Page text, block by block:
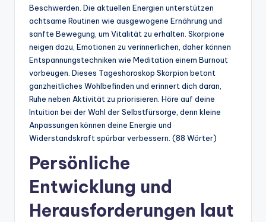
Beschwerden. Die aktuellen Energien unterstützen
achtsame Routinen wie ausgewogene Ernährung und
sanfte Bewegung, um Vitalität zu erhalten. Skorpione
neigen dazu, Emotionen zu verinnerlichen, daher können
Entspannungstechniken wie Meditation einem Burnout
vorbeugen. Dieses Tageshoroskop Skorpion betont
ganzheitliches Wohlbefinden und erinnert dich daran,
Ruhe neben Aktivität zu priorisieren. Höre auf deine
Intuition bei der Wahl der Selbstfürsorge, denn kleine
Anpassungen können deine Energie und
Widerstandskraft spürbar verbessern. (88 Wörter)
Persönliche
Entwicklung und
Herausforderungen laut